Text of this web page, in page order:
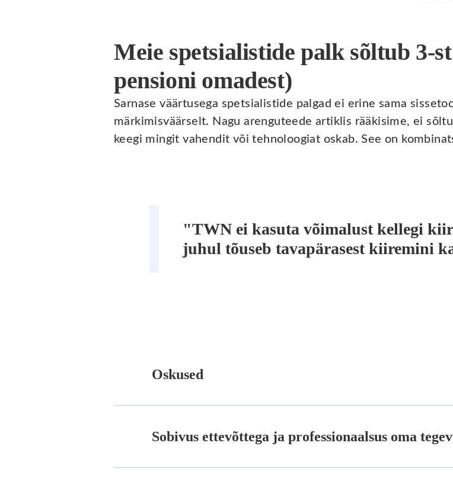
Meie spetsialistide palk sõltub 3-
pensioni omadest)
Sarnase väärtusega spetsialistide palgad ei erine sama
märkimisväärselt. Nagu arenguteede artiklis rääkisime, ei
keegi mingit vahendit või tehnoloogiat oskab. See on
"TWN ei kasuta võimalust kellegi
juhul tõuseb tavapärasest kiiremini
Oskused
Sobivus ettevõttega ja professionaalsus oma